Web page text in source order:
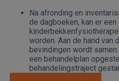
Na afronding en
de dagboeken, kan er een
worden. Aan de hand van
bevindingen wordt
een behandelplan
behandelingstraject